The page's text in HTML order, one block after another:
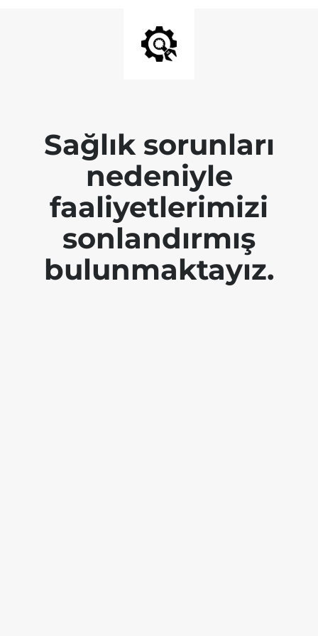
Sağlık sorunları
nedeniyle
faaliyetlerimizi
sonlandırmış
bulunmaktayız.